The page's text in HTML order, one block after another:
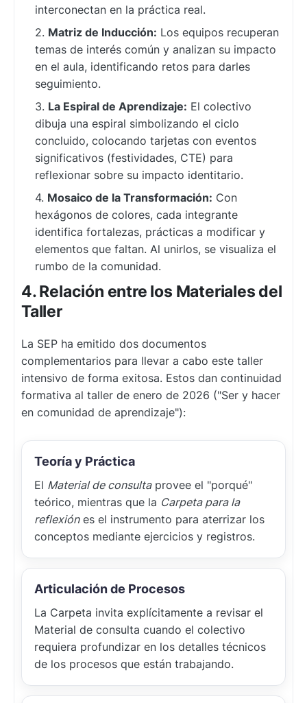
interconectan en la práctica real.
Matriz de Inducción: Los equipos recuperan
temas de interés común y analizan su impacto
en el aula, identificando retos para darles
seguimiento.
La Espiral de Aprendizaje: El colectivo
dibuja una espiral simbolizando el ciclo
concluido, colocando tarjetas con eventos
significativos (festividades, CTE) para
reflexionar sobre su impacto identitario.
Mosaico de la Transformación: Con
hexágonos de colores, cada integrante
identifica fortalezas, prácticas a modificar y
elementos que faltan. Al unirlos, se visualiza el
rumbo de la comunidad.
4. Relación entre los Materiales del
Taller
La SEP ha emitido dos documentos
complementarios para llevar a cabo este taller
intensivo de forma exitosa. Estos dan continuidad
formativa al taller de enero de 2026 ("Ser y hacer
en comunidad de aprendizaje"):
Teoría y Práctica
El Material de consultaprovee el "porqué"
teórico, mientras que la Carpeta para la
reflexiónes el instrumento para aterrizar los
conceptos mediante ejercicios y registros.
Articulación de Procesos
La Carpeta invita explícitamente a revisar el
Material de consulta cuando el colectivo
requiera profundizar en los detalles técnicos
de los procesos que están trabajando.